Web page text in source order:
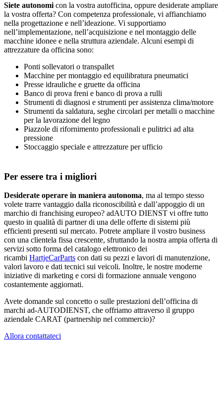
Siete autonomi con la vostra autofficina, oppure desiderate ampliare
la vostra offerta? Con competenza professionale, vi affianchiamo
nella progettazione e nell’ideazione. Vi supportiamo
nell’implementazione, nell’acquisizione e nel montaggio delle
macchine idonee e nella struttura aziendale. Alcuni esempi di
attrezzature da officina sono:
Ponti sollevatori o transpallet
Macchine per montaggio ed equilibratura pneumatici
Presse idrauliche e gruette da officina
Banco di prova freni e banco di prova a rulli
Strumenti di diagnosi e strumenti per assistenza clima/motore
Strumenti da saldatura, seghe circolari per metalli o macchine
per la lavorazione del legno
Piazzole di rifornimento professionali e pulitrici ad alta
pressione
Stoccaggio speciale e attrezzature per ufficio
Per essere tra i migliori
Desiderate operare in maniera autonoma, ma al tempo stesso
volete trarre vantaggio dalla riconoscibilità e dall’appoggio di un
marchio di franchising europeo? adAUTO DIENST vi offre tutto
questo in qualità di partner di una delle offerte di sistemi più
efficienti presenti sul mercato. Potrete ampliare il vostro business
con una clientela fissa crescente, sfruttando la nostra ampia offerta di
servizi sotto forma del catalogo elettronico dei
ricambi HartjeCarParts con dati su pezzi e lavori di manutenzione,
valori lavoro e dati tecnici sui veicoli. Inoltre, le nostre moderne
iniziative di marketing e corsi di formazione annuale vengono
costantemente aggiornati.
Avete domande sul concetto o sulle prestazioni dell’officina di
marchi ad-AUTODIENST, che offriamo attraverso il gruppo
aziendale CARAT (partnership nel commercio)?
Allora contattateci